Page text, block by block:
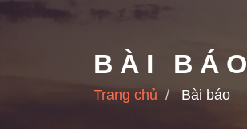
BÀI BÁO
Trang chủ Bài báo